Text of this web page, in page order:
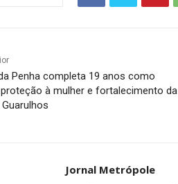
Penha completa 19 anos como
à mulher e fortalecimento da
Jornal Metrópole